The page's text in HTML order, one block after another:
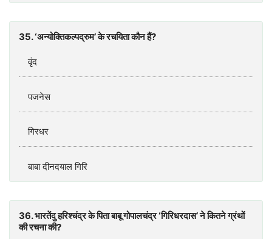
35. ‘अन्योक्तिकल्पद्रुम’ के रचयिता कौन हैं?
वृंद
पजनेस
गिरधर
बाबा दीनदयाल गिरि
36. भारतेंदु हरिश्चंद्र के पिता बाबू गोपालचंद्र ‘गिरिधरदास’ ने कितने ग्रंथों
की रचना की?